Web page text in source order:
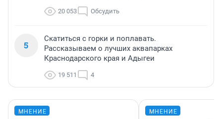
20 053 Обсудить
5
Скатиться с горки и поплавать.
Рассказываем о лучших аквапарках
Краснодарского края и Адыгеи
19 511 4
МНЕНИЕ МНЕНИЕ